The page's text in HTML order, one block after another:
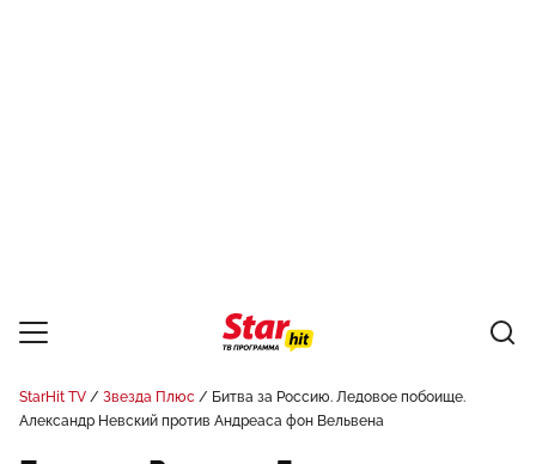
StarHit TV Звезда Плюс
Битва за Россию. Ледовое побоище.
Александр Невский против Андреаса фон Вельвена